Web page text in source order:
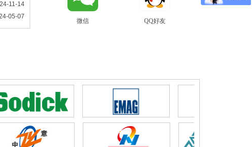
往届回顾
11-14
05-07
微信 QQ好友